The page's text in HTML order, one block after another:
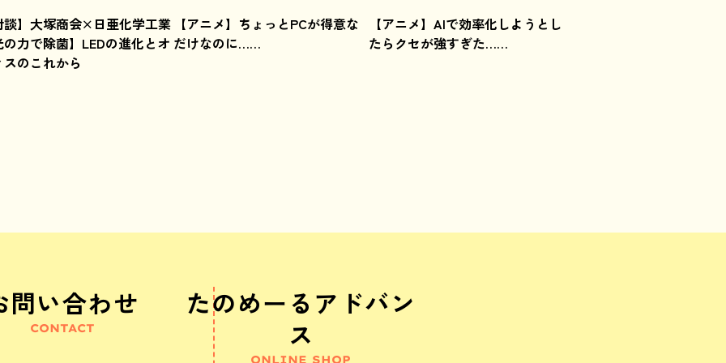
談】大塚商会×日亜化学工業
の力で除菌】LEDの進化とオ
スのこれから
【アニメ】ちょっとPCが得意な
だけなのに……
【アニメ】AIで効率化しようとし
たらクセが強すぎた……
問い合わせ
CONTACT
たのめーるアドバン
ス
ONLINE SHOP